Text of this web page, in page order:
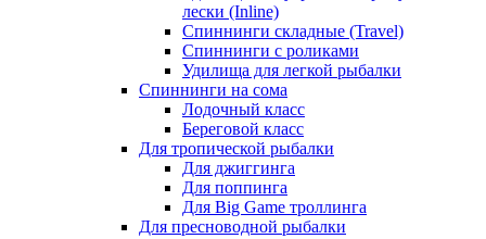
лески (Inline)
Спиннинги складные (Travel)
Спиннинги с роликами
Удилища для легкой рыбалки
Спиннинги на сома
Лодочный класс
Береговой класс
Для тропической рыбалки
Для джиггинга
Для поппинга
Для Big Game троллинга
Для пресноводной рыбалки